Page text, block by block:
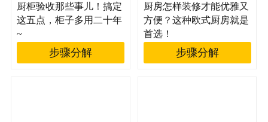
厨柜验收那些事儿！搞定
这五点，柜子多用二十年
~
步骤分解
厨房怎样装修才能优雅又
方便？这种欧式厨房就是
首选！
步骤分解